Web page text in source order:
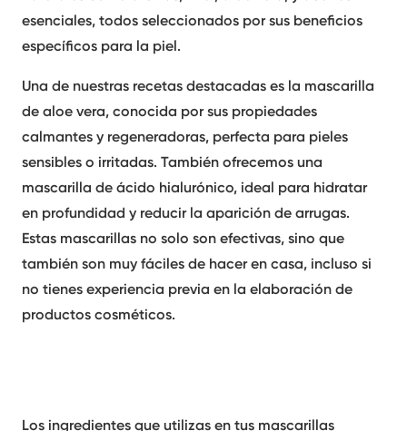
esenciales, todos seleccionados por sus beneficios
específicos para la piel.
Una de nuestras recetas destacadas es la mascarilla
de aloe vera, conocida por sus propiedades
calmantes y regeneradoras, perfecta para pieles
sensibles o irritadas. También ofrecemos una
mascarilla de ácido hialurónico, ideal para hidratar
en profundidad y reducir la aparición de arrugas.
Estas mascarillas no solo son efectivas, sino que
también son muy fáciles de hacer en casa, incluso si
no tienes experiencia previa en la elaboración de
productos cosméticos.
Los ingredientes que utilizas en tus mascarillas